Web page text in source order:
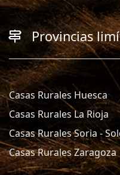
Provincias
Casas Rurales Huesca
Casas Rurales La Rioja
Casas Rurales Soria -
Casas Rurales Zaragoza